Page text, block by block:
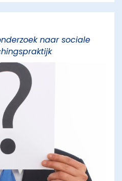
naar sociale